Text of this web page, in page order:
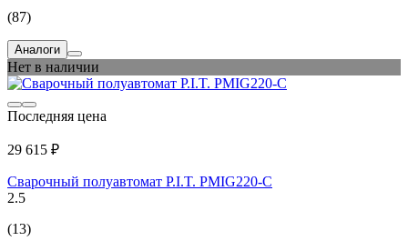
(87)
Аналоги
Нет в наличии
Последняя цена
29 615 ₽
Сварочный полуавтомат P.I.T. PMIG220-C
2.5
(13)